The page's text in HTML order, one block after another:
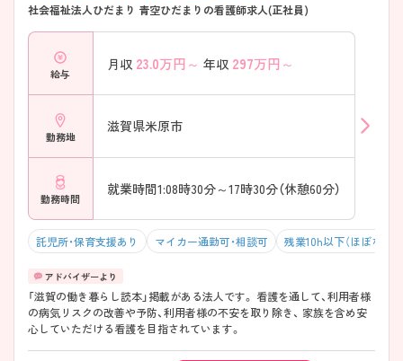
社会福祉法人ひだまり 青空ひだまりの看護師求人(正社員)
給与
月収 23.0万円～ 年収 297万円～
勤務地
滋賀県米原市
勤務時間
就業時間1:08時30分～17時30分（休憩60分）
託児所・保育支援あり マイカー通勤可・相談可 残業10h以下（ほぼなし）
「滋賀の働き暮らし読本」掲載がある法人です。 看護を通して、利用者様
の病気リスクの改善や予防、利用者様の不安を取り除き、 家族を含め安
心していただける看護を目指されています。